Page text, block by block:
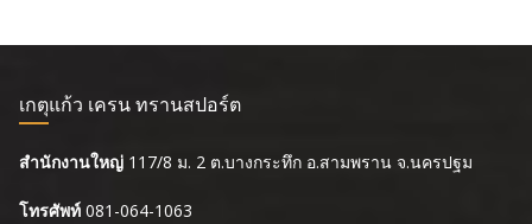
เกตุแก้ว เครน ทรานสปอร์ต
สำนักงานใหญ่ 117/8 ม. 2 ต.บางกระทึก อ.สามพราน จ.นครปฐม
โทรศัพท์ 081-064-1063